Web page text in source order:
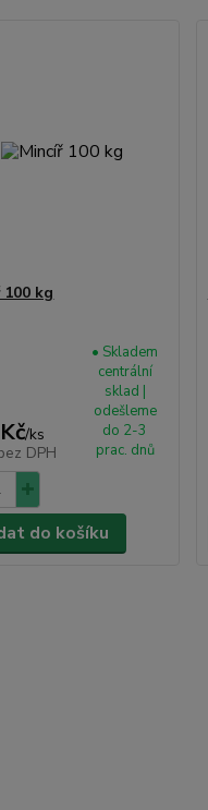
kg
/ks
DPH
• Skladem
centrální
sklad |
odešleme
do 2-3
prac. dnů
do košíku